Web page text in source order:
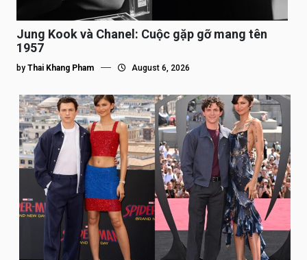
Jung Kook và Chanel: Cuộc gặp gỡ mang tên
1957
by Thai Khang Pham August 6, 2026